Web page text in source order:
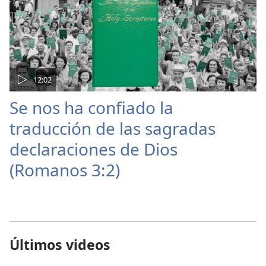
12:02
Se nos ha confiado la
traducción de las sagradas
declaraciones de Dios
(Romanos 3:2)
Últimos videos